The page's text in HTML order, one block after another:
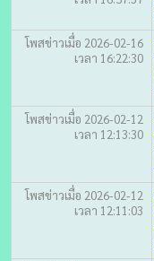
โพสข่าวเมื่อ 2026-02-16
เวลา 16:22:30
โพสข่าวเมื่อ 2026-02-12
เวลา 12:13:30
โพสข่าวเมื่อ 2026-02-12
เวลา 12:11:03